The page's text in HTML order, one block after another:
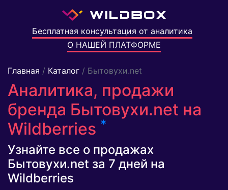
Бесплатная консультация от аналитика
О НАШЕЙ ПЛАТФОРМЕ
Главная / Каталог / Бытовухи.net
Аналитика, продажи
бренда Бытовухи.net на
Wildberries *
Узнайте все о продажах
Бытовухи.net за 7 дней на
Wildberries